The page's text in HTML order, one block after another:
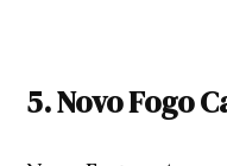
5. Novo Fogo